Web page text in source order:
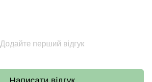
Додайте перший відгук